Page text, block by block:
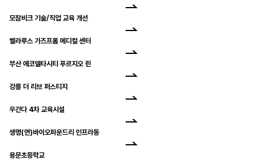
모잠비크 기술/직업 교육 개선
벨라루스 가즈프롬 메디컬 센터
부산 에코델타시티 푸르지오 린
강릉 더 리브 퍼스티지
우간다 4차 교육시설
생명(연)바이오파운드리 인프라동
용문초등학교